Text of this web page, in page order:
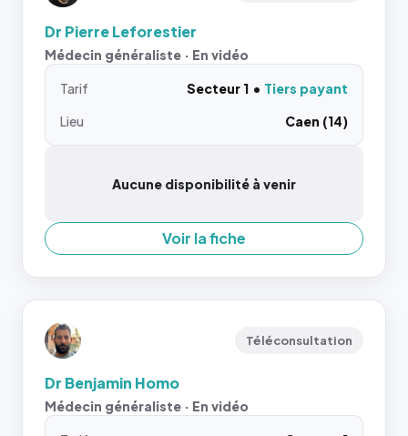
Dr Pierre Leforestier
Médecin généraliste · En vidéo
Tarif Secteur 1
Tiers payant
Lieu
Caen (14)
Aucune disponibilité à venir
Voir la fiche
Téléconsultation
Dr Benjamin Homo
Médecin généraliste · En vidéo